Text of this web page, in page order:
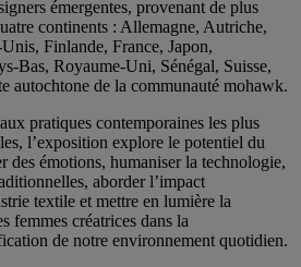
émergentes, provenant de plus
continents : Allemagne, Autriche,
Finlande, France, Japon,
Bas, Royaume-Uni, Sénégal, Suisse,
autochtone de la communauté mohawk.
pratiques contemporaines les plus
l’exposition explore le potentiel du
des émotions, humaniser la technologie,
aborder l’impact
textile et mettre en lumière la
femmes créatrices dans la
de notre environnement quotidien.